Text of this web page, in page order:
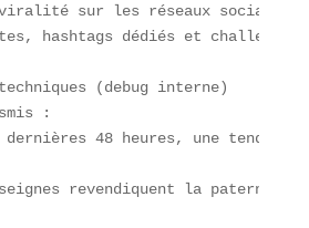
viralité sur les réseaux
hashtags dédiés et
(debug interne)
:
dernières 48 heures, une
revendiquent la